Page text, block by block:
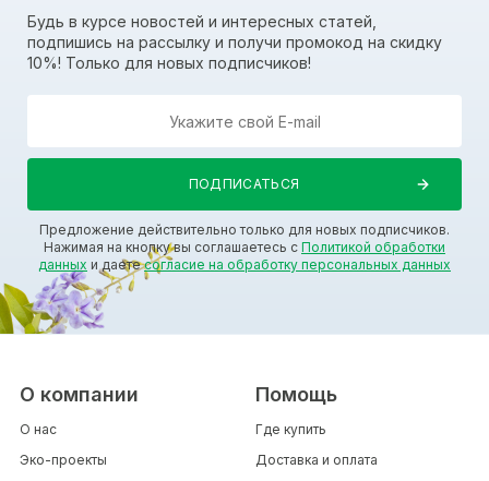
Будь в курсе новостей и интересных статей,
подпишись на рассылку и получи промокод на скидку
10%! Только для новых подписчиков!
Предложение действительно только для новых подписчиков.
Нажимая на кнопку вы соглашаетесь с Политикой обработки
данных и даетесогласие на обработку персональных данных
О компании
О нас
Эко-проекты
Помощь
Где купить
Доставка и оплата